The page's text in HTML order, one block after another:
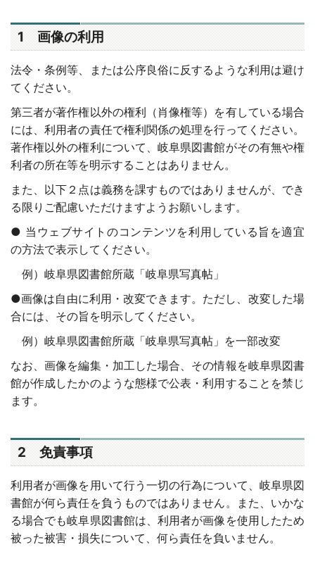
1 画像の利用
法令・条例等、または公序良俗に反するような利用は避け
てください。
第三者が著作権以外の権利（肖像権等）を有している場合
には、利用者の責任で権利関係の処理を行ってください。
著作権以外の権利について、岐阜県図書館がその有無や権
利者の所在等を明示することはありません。
また、以下２点は義務を課すものではありませんが、でき
る限りご配慮いただけますようお願いします。
● 当ウェブサイトのコンテンツを利用している旨を適宜
の方法で表示してください。
例）岐阜県図書館所蔵「岐阜県写真帖」
●画像は自由に利用・改変できます。ただし、改変した場
合には、その旨を明示してください。
例）岐阜県図書館所蔵「岐阜県写真帖」を一部改変
なお、画像を編集・加工した場合、その情報を岐阜県図書
館が作成したかのような態様で公表・利用することを禁じ
ます。
2 免責事項
利用者が画像を用いて行う一切の行為について、岐阜県図
書館が何ら責任を負うものではありません。また、いかな
る場合でも岐阜県図書館は、利用者が画像を使用したため
被った被害・損失について、何ら責任を負いません。